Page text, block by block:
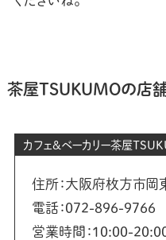
茶屋TSUKUMOの店
カフェ＆ベーカリー茶屋
住所：大阪府枚方市
電話：072-896-9766
営業時間：10:00-